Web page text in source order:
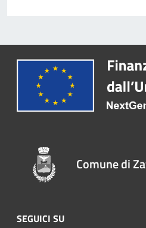
Comune di
SEGUICI SU